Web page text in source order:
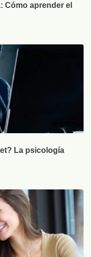
Cómo aprender el
La psicología